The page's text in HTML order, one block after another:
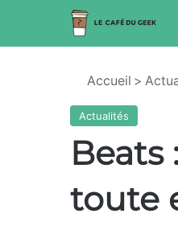
Accueil >
Actualités
Beats
toute